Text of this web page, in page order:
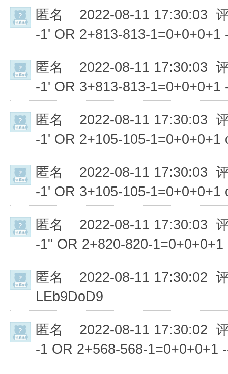
匿名 2022-08-11 17:30:03
-1' OR 2+813-813-1=0+0+0+1
匿名 2022-08-11 17:30:03
-1' OR 3+813-813-1=0+0+0+1
匿名 2022-08-11 17:30:03
-1' OR 2+105-105-1=0+0+0+1
匿名 2022-08-11 17:30:03
-1' OR 3+105-105-1=0+0+0+1
匿名 2022-08-11 17:30:03
-1" OR 2+820-820-1=0+0+0+1
匿名 2022-08-11 17:30:02
LEb9DoD9
匿名 2022-08-11 17:30:02
-1 OR 2+568-568-1=0+0+0+1